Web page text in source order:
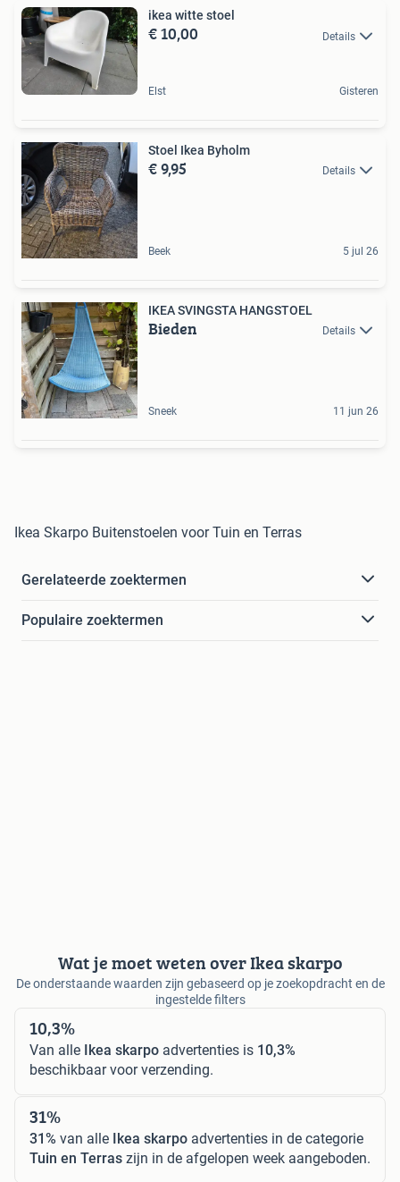
ikea witte stoel
€ 10,00 Details
Elst Gisteren
Stoel Ikea Byholm
€ 9,95 Details
Beek 5 jul 26
IKEA SVINGSTA HANGSTOEL
Bieden Details
Sneek 11 jun 26
Ikea Skarpo Buitenstoelen voor Tuin en Terras
Gerelateerde zoektermen
Populaire zoektermen
Wat je moet weten over Ikea skarpo
De onderstaande waarden zijn gebaseerd op je zoekopdracht en de
ingestelde filters
10,3%
Van alle Ikea skarpo advertenties is 10,3%
beschikbaar voor verzending.
31%
31% van alle Ikea skarpo advertenties in de categorie
Tuin en Terras zijn in de afgelopen week aangeboden.